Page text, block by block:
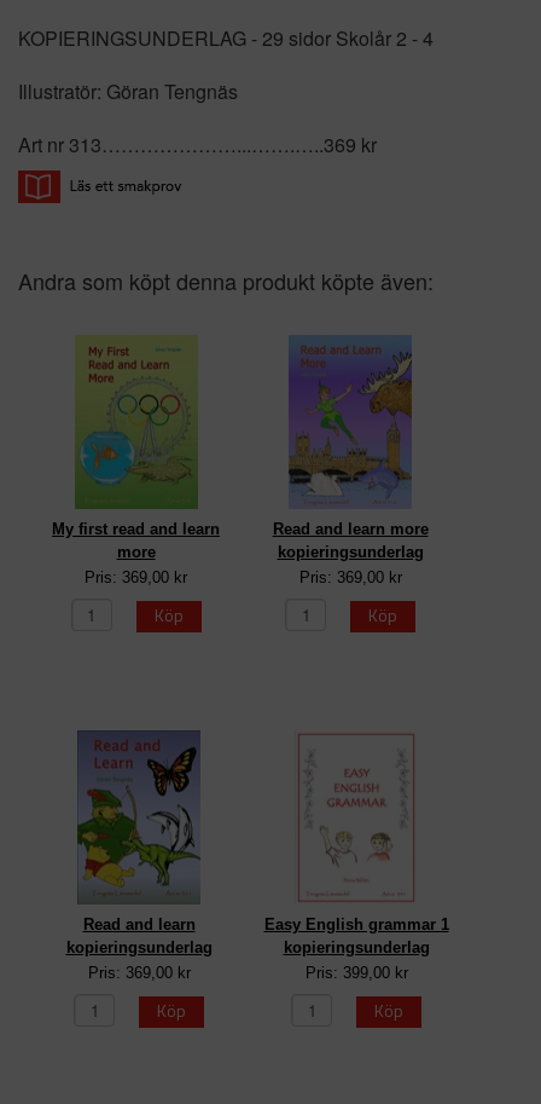
KOPIERINGSUNDERLAG - 29 sidor Skolår 2 - 4
Illustratör: Göran Tengnäs
Art nr 313…………………...…….…..369 kr
Andra som köpt denna produkt köpte även:
My first read and learn
more
Pris: 369,00 kr
Köp
Read and learn more
kopieringsunderlag
Pris: 369,00 kr
Köp
Read and learn
kopieringsunderlag
Pris: 369,00 kr
Köp
Easy English grammar 1
kopieringsunderlag
Pris: 399,00 kr
Köp